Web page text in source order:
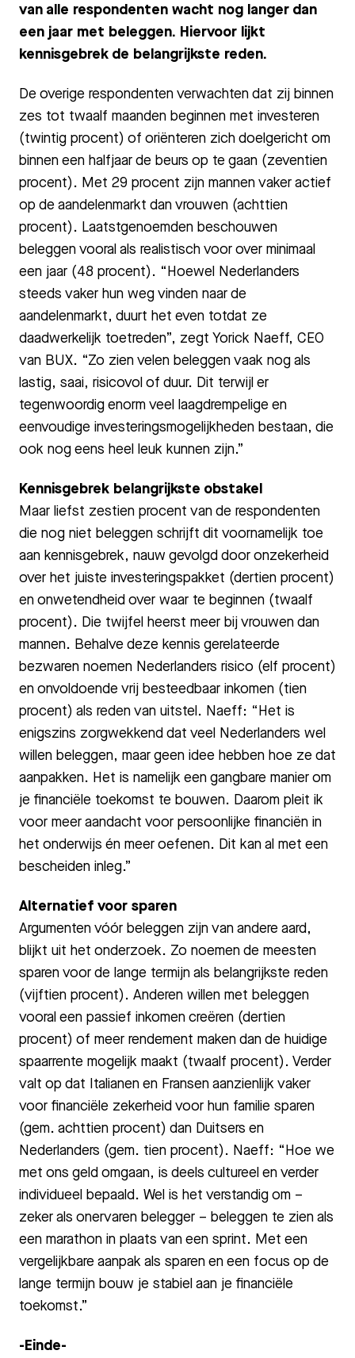
van alle respondenten wacht nog langer dan
een jaar met beleggen. Hiervoor lijkt
kennisgebrek de belangrijkste reden.
De overige respondenten verwachten dat zij binnen
zes tot twaalf maanden beginnen met investeren
(twintig procent) of oriënteren zich doelgericht om
binnen een halfjaar de beurs op te gaan (zeventien
procent). Met 29 procent zijn mannen vaker actief
op de aandelenmarkt dan vrouwen (achttien
procent). Laatstgenoemden beschouwen
beleggen vooral als realistisch voor over minimaal
een jaar (48 procent). “Hoewel Nederlanders
steeds vaker hun weg vinden naar de
aandelenmarkt, duurt het even totdat ze
daadwerkelijk toetreden”, zegt Yorick Naeff, CEO
van BUX. “Zo zien velen beleggen vaak nog als
lastig, saai, risicovol of duur. Dit terwijl er
tegenwoordig enorm veel laagdrempelige en
eenvoudige investeringsmogelijkheden bestaan, die
ook nog eens heel leuk kunnen zijn.”
Kennisgebrek belangrijkste obstakel
Maar liefst zestien procent van de respondenten
die nog niet beleggen schrijft dit voornamelijk toe
aan kennisgebrek, nauw gevolgd door onzekerheid
over het juiste investeringspakket (dertien procent)
en onwetendheid over waar te beginnen (twaalf
procent). Die twijfel heerst meer bij vrouwen dan
mannen. Behalve deze kennis gerelateerde
bezwaren noemen Nederlanders risico (elf procent)
en onvoldoende vrij besteedbaar inkomen (tien
procent) als reden van uitstel. Naeff: “Het is
enigszins zorgwekkend dat veel Nederlanders wel
willen beleggen, maar geen idee hebben hoe ze dat
aanpakken. Het is namelijk een gangbare manier om
je financiële toekomst te bouwen. Daarom pleit ik
voor meer aandacht voor persoonlijke financiën in
het onderwijs én meer oefenen. Dit kan al met een
bescheiden inleg.”
Alternatief voor sparen
Argumenten vóór beleggen zijn van andere aard,
blijkt uit het onderzoek. Zo noemen de meesten
sparen voor de lange termijn als belangrijkste reden
(vijftien procent). Anderen willen met beleggen
vooral een passief inkomen creëren (dertien
procent) of meer rendement maken dan de huidige
spaarrente mogelijk maakt (twaalf procent). Verder
valt op dat Italianen en Fransen aanzienlijk vaker
voor financiële zekerheid voor hun familie sparen
(gem. achttien procent) dan Duitsers en
Nederlanders (gem. tien procent). Naeff: “Hoe we
met ons geld omgaan, is deels cultureel en verder
individueel bepaald. Wel is het verstandig om –
zeker als onervaren belegger – beleggen te zien als
een marathon in plaats van een sprint. Met een
vergelijkbare aanpak als sparen en een focus op de
lange termijn bouw je stabiel aan je financiële
toekomst.”
-Einde-